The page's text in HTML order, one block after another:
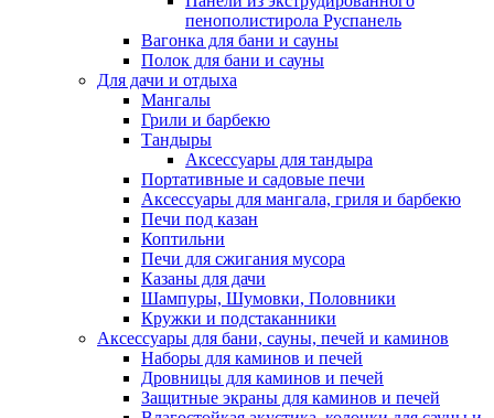
пенополистирола Руспанель
Вагонка для бани и сауны
Полок для бани и сауны
Для дачи и отдыха
Мангалы
Грили и барбекю
Тандыры
Аксессуары для тандыра
Портативные и садовые печи
Аксессуары для мангала, гриля и барбекю
Печи под казан
Коптильни
Печи для сжигания мусора
Казаны для дачи
Шампуры, Шумовки, Половники
Кружки и подстаканники
Аксессуары для бани, сауны, печей и каминов
Наборы для каминов и печей
Дровницы для каминов и печей
Защитные экраны для каминов и печей